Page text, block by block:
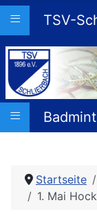
TSV-
≡
≡
Startseite
1. Mai